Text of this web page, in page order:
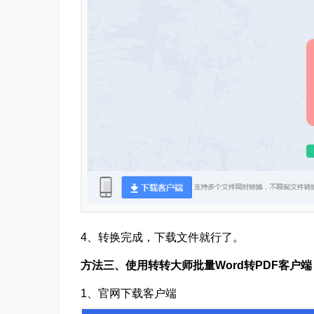
4、转换完成，下载文件就行了。
方法三、使用转转大师批量Word转PDF客户端
1、官网下载客户端